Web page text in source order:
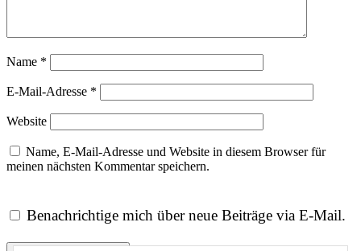
Name *
E-Mail-Adresse *
Website
Name, E-Mail-Adresse und Website in diesem Browser für
meinen nächsten Kommentar speichern.
Benachrichtige mich über neue Beiträge via E-Mail.